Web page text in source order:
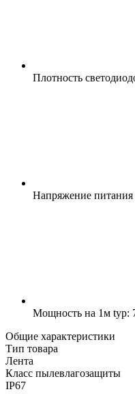
Плотность
Напряжение питания
Мощность на 1м typ:
Общие характеристики
Тип товара
Лента
Класс пылевлагозащиты
IP67